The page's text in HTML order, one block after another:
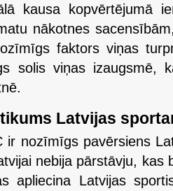
kausa kopvērtējumā
nākotnes
faktors viņas
solis viņas izaugsmē,
Latvijas
ir nozīmīgs pavērsiens
nebija pārstāvju, kas
apliecina Latvijas